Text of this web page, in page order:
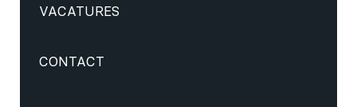
VACATURES
CONTACT